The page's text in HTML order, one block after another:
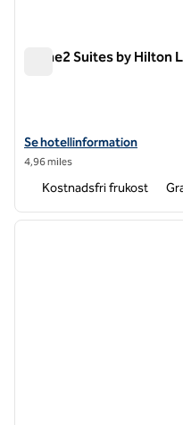
Home2 Suites by
Visa hotelluppgifter för
Se hotellinformation
4,96 miles
Kostnadsfri frukost
1 av 12